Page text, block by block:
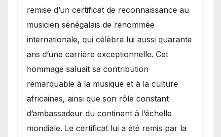
remise d’un certificat de reconnaissance au
musicien sénégalais de renommée
internationale, qui célèbre lui aussi quarante
ans d’une carrière exceptionnelle. Cet
hommage saluait sa contribution
remarquable à la musique et à la culture
africaines, ainsi que son rôle constant
d’ambassadeur du continent à l’échelle
mondiale. Le certificat lui a été remis par la